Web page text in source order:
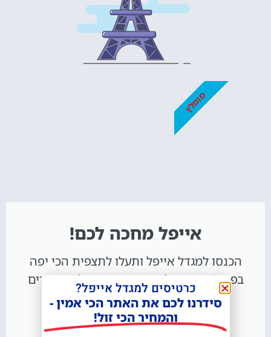
אייפל מחכה לכם!
הכנסו למגדל אייפל ותעלו לתצפית הכי יפה
בפריז! אופציה לכרטיס כניסה רגיל או סיורים
מודרכים!
מומלץ
כרטיסים למגדל אייפל?
סידרנו לכם את האתר הכי אמין -
והמחיר הכי זול!